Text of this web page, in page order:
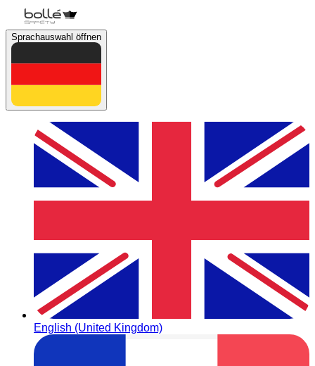
Sprachauswahl öffnen
English (United Kingdom)